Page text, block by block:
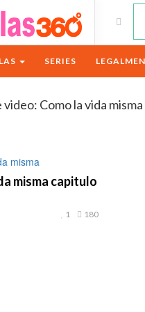
SERIES
video: Como la vida
misma capitulo
180
1